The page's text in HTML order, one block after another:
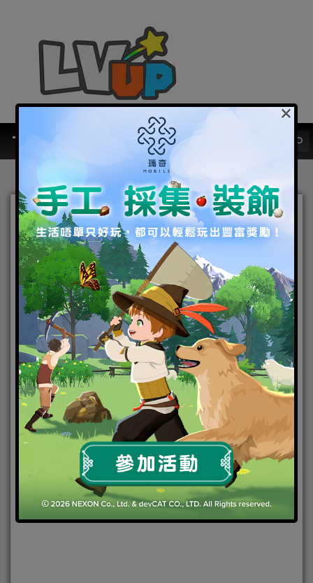
《Lita陪玩》打造優質的陪
玩體驗 知名實況主搶先使用
友善、有梗、上分 打遊戲不
無聊
2022-05-11 |焦點新聞
《Lita陪玩》打造優質的陪玩體驗 知名實況主搶先使
用 友善、有梗、上分 打遊戲不無聊
隊友總是很雷嗎？上分總是卡嗎？《Lita陪玩》給你
×